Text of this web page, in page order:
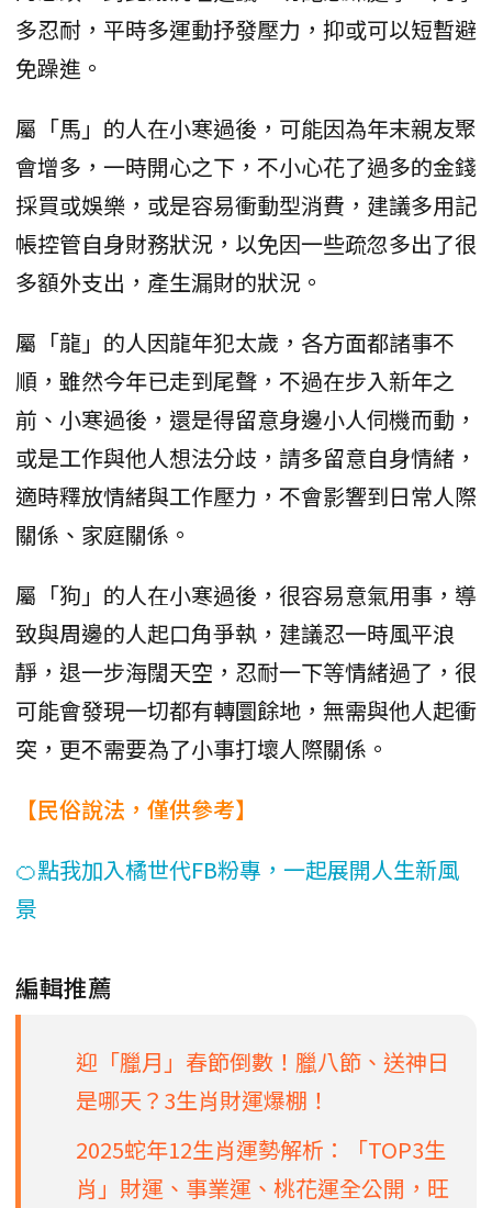
多忍耐，平時多運動抒發壓力，抑或可以短暫避
免躁進。
屬「馬」的人在小寒過後，可能因為年末親友聚
會增多，一時開心之下，不小心花了過多的金錢
採買或娛樂，或是容易衝動型消費，建議多用記
帳控管自身財務狀況，以免因一些疏忽多出了很
多額外支出，產生漏財的狀況。
屬「龍」的人因龍年犯太歲，各方面都諸事不
順，雖然今年已走到尾聲，不過在步入新年之
前、小寒過後，還是得留意身邊小人伺機而動，
或是工作與他人想法分歧，請多留意自身情緒，
適時釋放情緒與工作壓力，不會影響到日常人際
關係、家庭關係。
屬「狗」的人在小寒過後，很容易意氣用事，導
致與周邊的人起口角爭執，建議忍一時風平浪
靜，退一步海闊天空，忍耐一下等情緒過了，很
可能會發現一切都有轉圜餘地，無需與他人起衝
突，更不需要為了小事打壞人際關係。
【民俗說法，僅供參考】
🍊點我加入橘世代FB粉專，一起展開人生新風
景
編輯推薦
迎「臘月」春節倒數！臘八節、送神日
是哪天？3生肖財運爆棚！
2025蛇年12生肖運勢解析：「TOP3生
肖」財運、事業運、桃花運全公開，旺